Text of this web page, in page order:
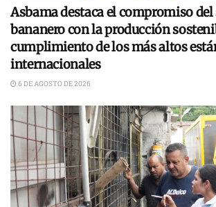
Asbama destaca el compromiso del
bananero con la producción
cumplimiento de los más altos
internacionales
6 DE AGOSTO DE 2026